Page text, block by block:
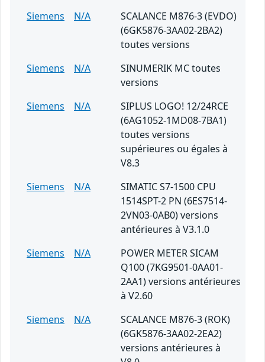
Siemens
N/A
SCALANCE M876-3 (EVDO)
(6GK5876-3AA02-2BA2)
toutes versions
Siemens
N/A
SINUMERIK MC toutes
versions
Siemens
N/A
SIPLUS LOGO! 12/24RCE
(6AG1052-1MD08-7BA1)
toutes versions
supérieures ou égales à
V8.3
Siemens
N/A
SIMATIC S7-1500 CPU
1514SPT-2 PN (6ES7514-
2VN03-0AB0) versions
antérieures à V3.1.0
Siemens
N/A
POWER METER SICAM
Q100 (7KG9501-0AA01-
2AA1) versions antérieures
à V2.60
Siemens
N/A
SCALANCE M876-3 (ROK)
(6GK5876-3AA02-2EA2)
versions antérieures à